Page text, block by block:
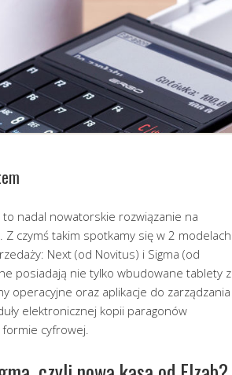
nadal nowatorskie rozwiązanie na
czymś takim spotkamy się w 2 modelach
Next (od Novitus) i Sigma (od
posiadają nie tylko wbudowane tablety z
operacyjne oraz aplikacje do zarządzania
elektronicznej kopii paragonów
cyfrowej.